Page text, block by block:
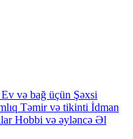
Ev və bağ üçün Şəxsi
Təmir və tikinti İdman
Hobbi və əyləncə Əl